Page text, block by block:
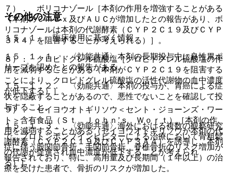
その他の注意
１５．１． 臨床使用に基づく情報
１５．１．１． 〈効能共通〉本剤の長期投与中に良性胃ポ
リープを認めたとの報告がある。
１５．１．２． 〈効能共通〉本剤の投与が、胃癌による症
状を隠蔽することがあるので、悪性でないことを確認して投
与すること。
１５．１．３． 〈効能共通〉海外における複数の観察研究
で、プロトンポンプインヒビターによる治療において骨粗鬆
症に伴う股関節骨折、手関節骨折、脊椎骨折のリスク増加が
報告されており、特に、高用量及び長期間（１年以上）の治
療を受けた患者で、骨折のリスクが増加した。
７）． ボリコナゾール［本剤の作用を増強することがある
（本剤のＣｍａｘ及びＡＵＣが増加したとの報告があり、ボ
リコナゾールは本剤の代謝酵素（ＣＹＰ２Ｃ１９及びＣＹＰ
３Ａ４）を阻害することが考えられる）］。
８）． クロピドグレル硫酸塩［クロピドグレル硫酸塩の作
用を減弱することがある（本剤がＣＹＰ２Ｃ１９を阻害する
ことにより、クロピドグレル硫酸塩の活性代謝物の血中濃度
が低下する）］。
９）． セイヨウオトギリソウ＜セント・ジョーンズ・ワー
ト＞含有食品（Ｓｔ．Ｊｏｈｎ’ｓ Ｗｏｒｔ）［本剤の作
用を減弱することがある（セイヨウオトギリソウが本剤の代
謝酵素（ＣＹＰ２Ｃ１９及びＣＹＰ３Ａ４）を誘導し、本剤
の代謝が促進され血中濃度が低下することが考えられ
る）］。